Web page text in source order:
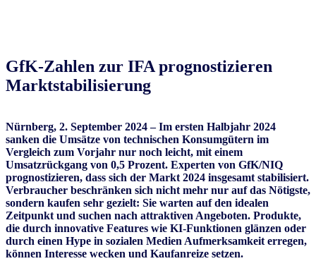
​GfK-Zahlen zur IFA prognostizieren
Marktstabilisierung​
Nürnberg, 2. September 2024– Im ersten Halbjahr 2024
sanken die Umsätze von technischen Konsumgütern im
Vergleich zum Vorjahr nur noch leicht, mit einem
Umsatzrückgang von 0,5 Prozent. Experten von GfK/NIQ
prognostizieren, dass sich der Markt 2024 insgesamt stabilisiert.
Verbraucher beschränken sich nicht mehr nur auf das Nötigste,
sondern kaufen sehr gezielt: Sie warten auf den idealen
Zeitpunkt und suchen nach attraktiven Angeboten. Produkte,
die durch innovative Features wie KI-Funktionen glänzen oder
durch einen Hype in sozialen Medien Aufmerksamkeit erregen,
können Interesse wecken und Kaufanreize setzen.